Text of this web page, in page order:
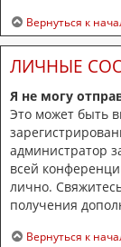
Вернуться к
ЛИЧНЫЕ
Я не могу
Это может быть
администратор
всей
лично.
получения
Вернуться к